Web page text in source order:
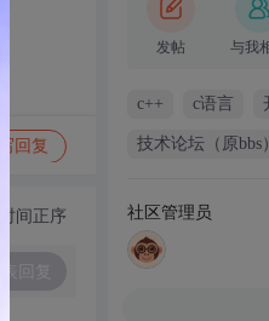
写回复
间正序
回复
发帖 与我
c++ c语言
技术论坛（原bbs）
社区管理员